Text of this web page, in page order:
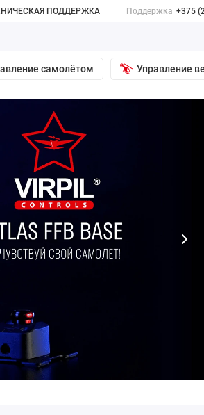
ПОДДЕРЖКА Поддержка +375
самолётом Управление